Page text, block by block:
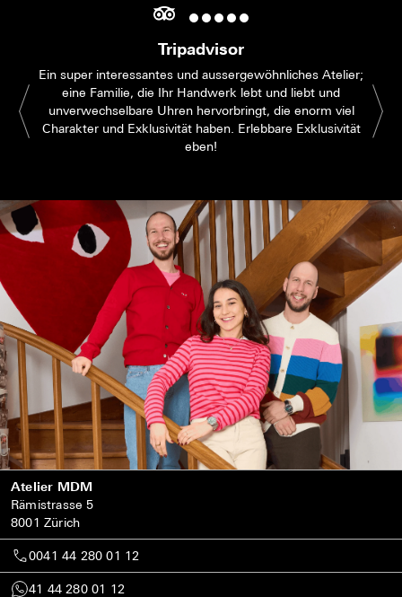
Tripadvisor
Ein super interessantes und aussergewöhnliches Atelier;
eine Familie, die Ihr Handwerk lebt und liebt und
unverwechselbare Uhren hervorbringt, die enorm viel
Charakter und Exklusivität haben. Erlebbare Exklusivität
eben!
Atelier MDM
Rämistrasse 5
8001 Zürich
0041 44 280 01 12
41 44 280 01 12